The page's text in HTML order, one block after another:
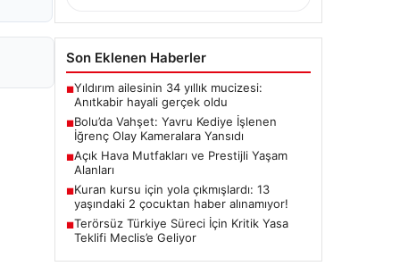
Son Eklenen Haberler
■Yıldırım ailesinin 34 yıllık mucizesi:
Anıtkabir hayali gerçek oldu
■Bolu’da Vahşet: Yavru Kediye İşlenen
İğrenç Olay Kameralara Yansıdı
■Açık Hava Mutfakları ve Prestijli Yaşam
Alanları
■Kuran kursu için yola çıkmışlardı: 13
yaşındaki 2 çocuktan haber alınamıyor!
■Terörsüz Türkiye Süreci İçin Kritik Yasa
Teklifi Meclis’e Geliyor